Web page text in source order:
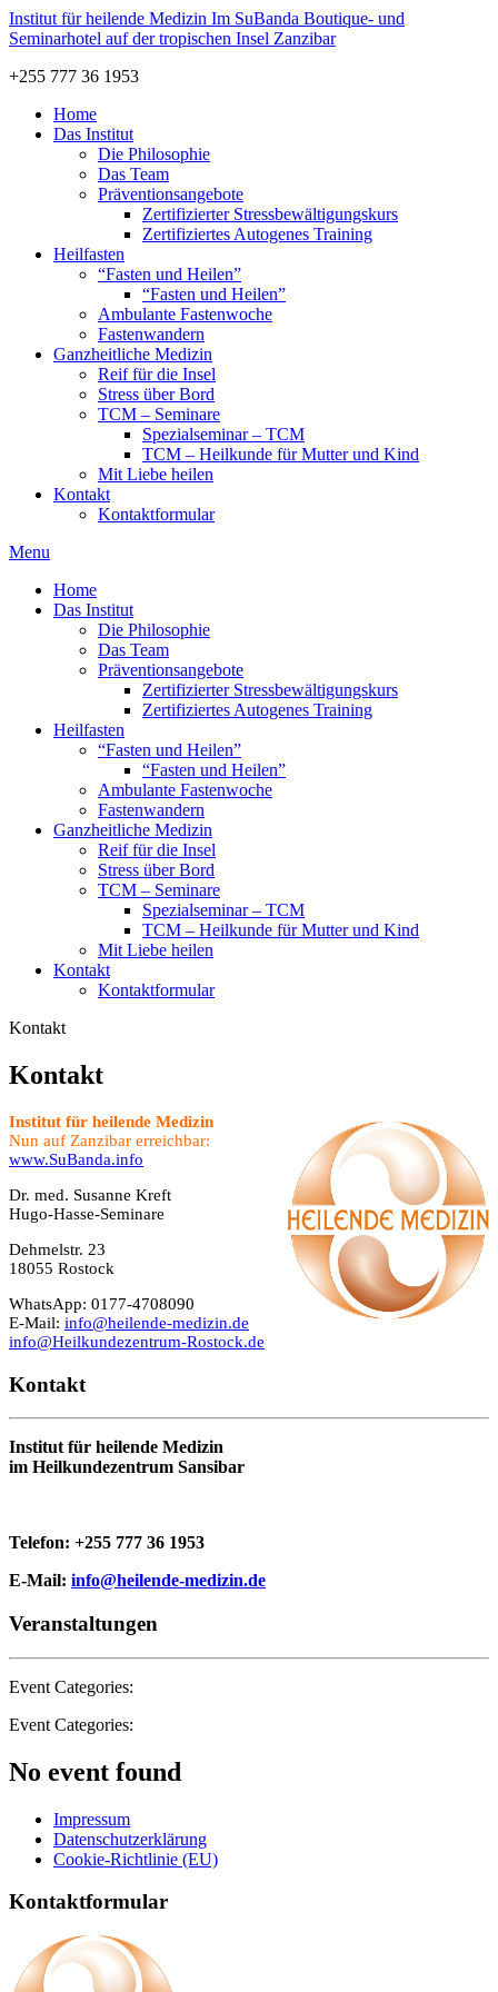
Institut fürheilende Medizin Im SuBanda Boutique- und
Seminarhotel auf der tropischen Insel Zanzibar
+255 777 36 1953
Home
Das Institut
Die Philosophie
Das Team
Präventionsangebote
Zertifizierter Stressbewältigungskurs
Zertifiziertes Autogenes Training
Heilfasten
“Fasten und Heilen”
“Fasten und Heilen”
Ambulante Fastenwoche
Fastenwandern
Ganzheitliche Medizin
Reif für die Insel
Stress über Bord
TCM – Seminare
Spezialseminar – TCM
TCM – Heilkunde für Mutter und Kind
Mit Liebe heilen
Kontakt
Kontaktformular
Menu
Home
Das Institut
Die Philosophie
Das Team
Präventionsangebote
Zertifizierter Stressbewältigungskurs
Zertifiziertes Autogenes Training
Heilfasten
“Fasten und Heilen”
“Fasten und Heilen”
Ambulante Fastenwoche
Fastenwandern
Ganzheitliche Medizin
Reif für die Insel
Stress über Bord
TCM – Seminare
Spezialseminar – TCM
TCM – Heilkunde für Mutter und Kind
Mit Liebe heilen
Kontakt
Kontaktformular
Kontakt
Kontakt
Institut für heilende Medizin
Nun auf Zanzibar erreichbar:
www.SuBanda.info
Dr. med. Susanne Kreft
Hugo-Hasse-Seminare
Dehmelstr. 23
18055 Rostock
WhatsApp: 0177-4708090
E-Mail: info@heilende-medizin.de
info@Heilkundezentrum-Rostock.de
Kontakt
Institut für heilende Medizin
im Heilkundezentrum Sansibar
Telefon: +255 777 36 1953
E-Mail: info@heilende-medizin.de
Veranstaltungen
Event Categories:
Event Categories:
No event found
Impressum
Datenschutzerklärung
Cookie-Richtlinie (EU)
Kontaktformular